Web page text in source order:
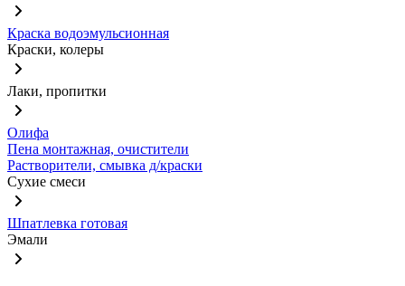
Краска водоэмульсионная
Краски, колеры
Лаки, пропитки
Олифа
Пена монтажная, очистители
Растворители, смывка д/краски
Сухие смеси
Шпатлевка готовая
Эмали